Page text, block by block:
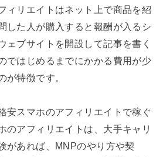
ィリエイトはネット上で商品を紹
した人が購入すると報酬が入るシ
ェブサイトを開設して記事を書く
ではじめるまでにかかる費用が少
が特徴です。
安スマホのアフィリエイトで稼ぐ
のアフィリエイトは、大手キャリ
があれば、MNPのやり方や契